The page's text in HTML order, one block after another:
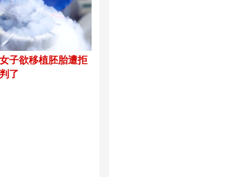
子欲移植胚胎遭拒
了